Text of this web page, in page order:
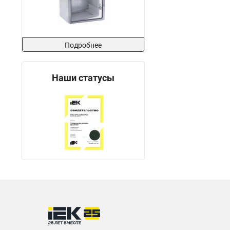
Подробнее
Наши статусы